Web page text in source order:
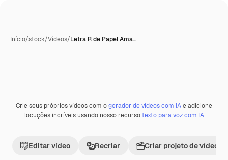
Início/stock/Vídeos/Letra R de Papel Ama…
Crie seus próprios vídeos com ogerador de vídeos com IAe adicione
locuções incríveis usando nosso recursotexto para voz com IA
Editar vídeo Recriar Criar projeto de vídeo